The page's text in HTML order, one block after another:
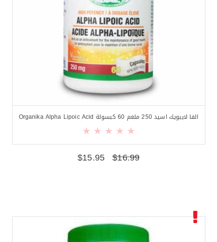
الفا لايبويك اسيد 250 ملغم 60 كبسولة Organika Alpha Lipoic Acid
$16.99
$15.95